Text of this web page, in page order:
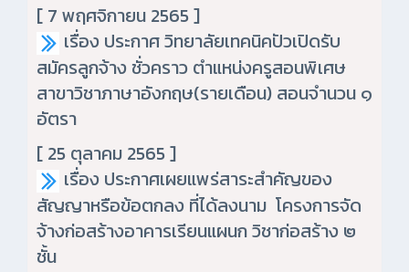
[ 7 พฤศจิกายน 2565 ]
เรื่อง ประกาศ วิทยาลัยเทคนิคปัวเปิดรับ
สมัครลูกจ้าง ชั่วคราว ตำแหน่งครูสอนพิเศษ
สาขาวิชาภาษาอังกฤษ(รายเดือน) สอนจำนวน ๑
อัตรา
[ 25 ตุลาคม 2565 ]
เรื่อง ประกาศเผยแพร่สาระสำคัญของ
สัญญาหรือข้อตกลง ที่ได้ลงนาม โครงการจัด
จ้างก่อสร้างอาคารเรียนแผนก วิชาก่อสร้าง ๒
ชั้น